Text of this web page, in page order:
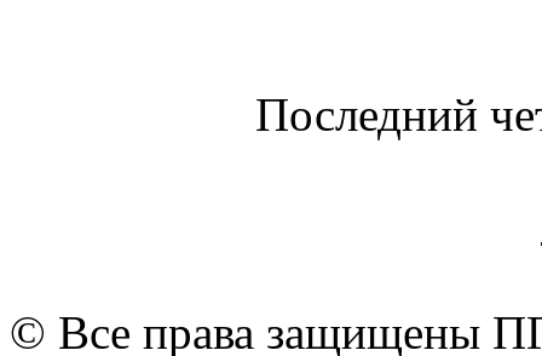
Последний
© Все права защищены